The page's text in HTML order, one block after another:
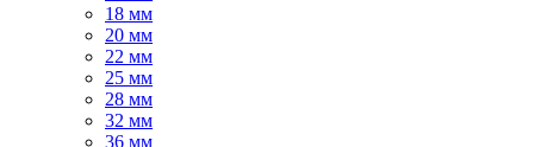
18 мм
20 мм
22 мм
25 мм
28 мм
32 мм
36 мм